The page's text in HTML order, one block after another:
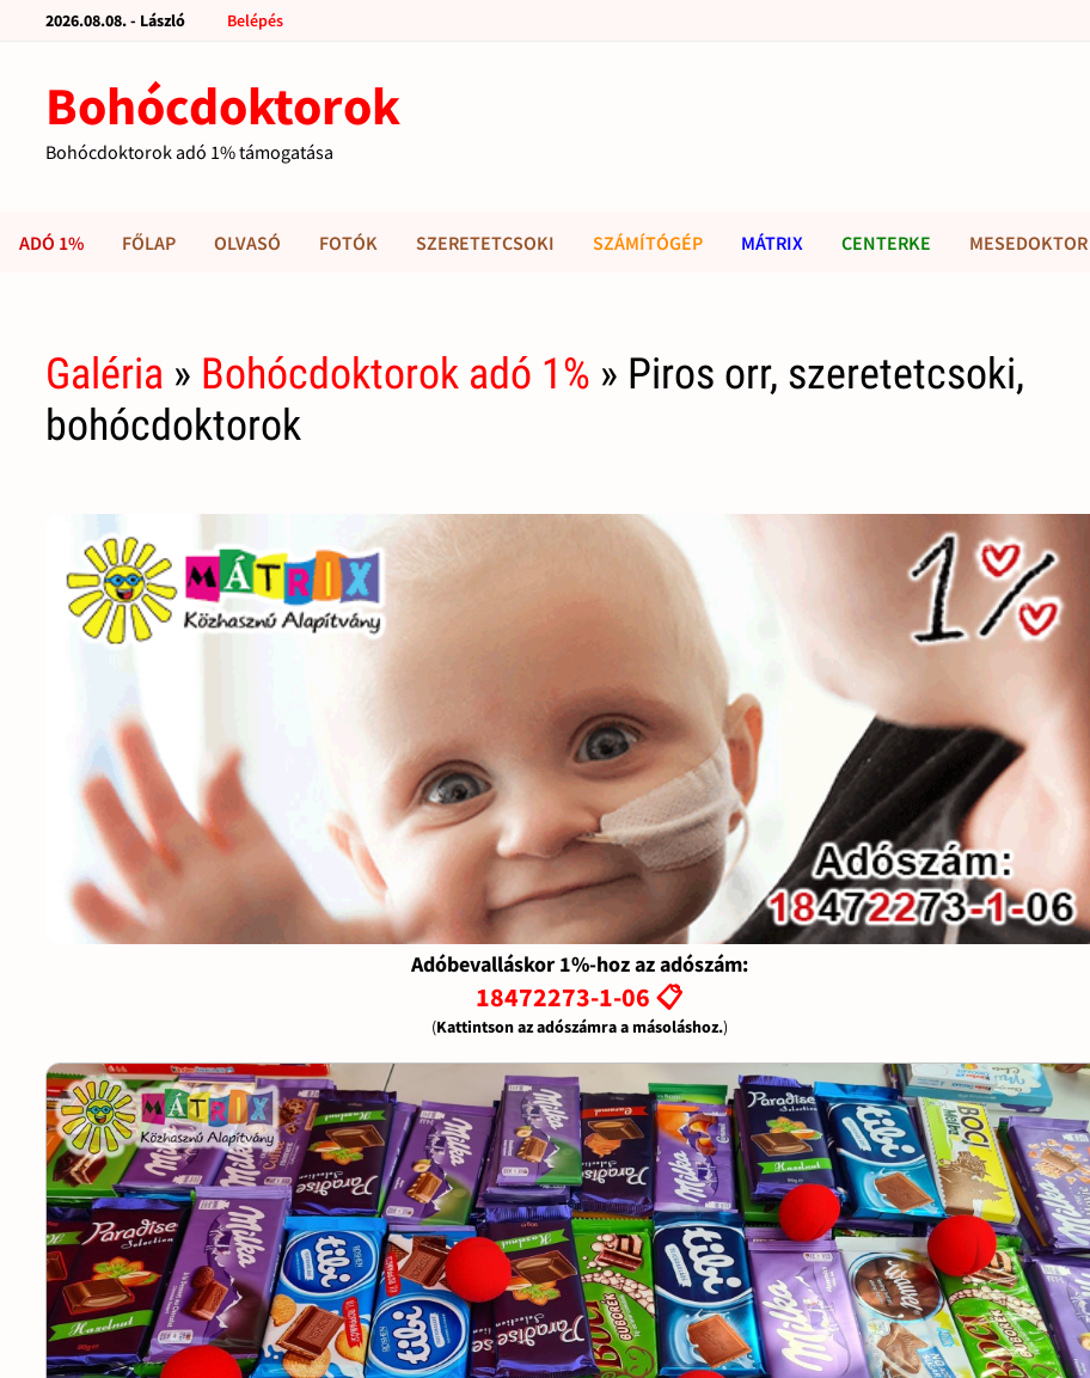
2026.08.08. - László Belépés
Bohócdoktorok
Bohócdoktorok adó 1% támogatása
ADÓ 1% FŐLAP OLVASÓ FOTÓK SZERETETCSOKI SZÁMÍTÓGÉP MÁTRIX CENTERKE MESEDOKTOR
Galéria » Bohócdoktorok adó 1% » Piros orr, szeretetcsoki,
bohócdoktorok
Adóbevalláskor 1%-hoz az adószám:
18472273-1-06 📋
(Kattintson az adószámra a másoláshoz.)